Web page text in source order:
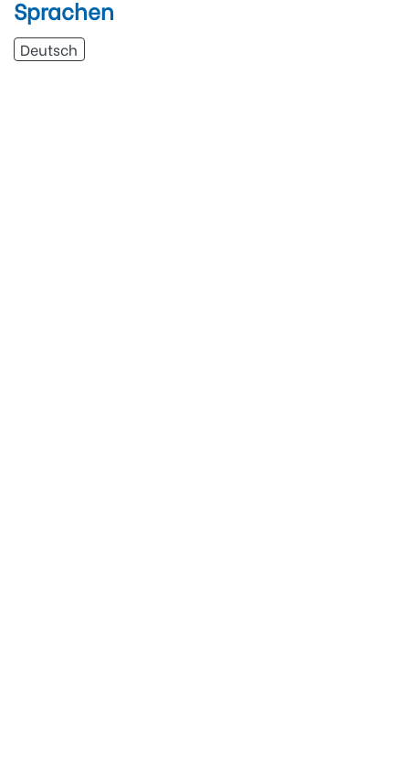
Sprachen
Deutsch